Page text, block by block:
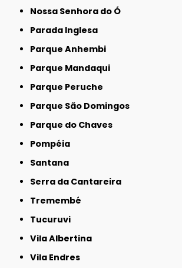
Nossa Senhora do Ó
Parada Inglesa
Parque Anhembi
Parque Mandaqui
Parque Peruche
Parque São Domingos
Parque do Chaves
Pompéia
Santana
Serra da Cantareira
Tremembé
Tucuruvi
Vila Albertina
Vila Endres